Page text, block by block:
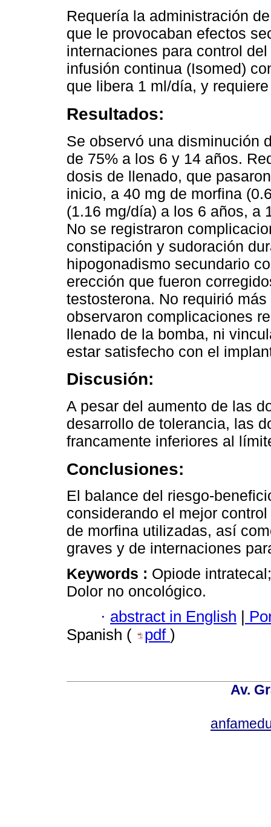
Requería la administración
que le provocaban efectos
internaciones para control
infusión continua (Isomed)
que libera 1 ml/día, y
Resultados:
Se observó una disminución
de 75% a los 6 y 14 años.
dosis de llenado, que
inicio, a 40 mg de morfina
(1.16 mg/día) a los 6 años, a
No se registraron
constipación y sudoración
hipogonadismo secundario
erección que fueron
testosterona. No requirió
observaron complicaciones
llenado de la bomba, ni
estar satisfecho con el
Discusión:
A pesar del aumento de las
desarrollo de tolerancia, las
francamente inferiores al
Conclusiones:
El balance del riesgo-
considerando el mejor
de morfina utilizadas, así
graves y de internaciones
Keywords : Opiode
Dolor no oncológico.
· abstract in English
Spanish (
pdf )
Av.